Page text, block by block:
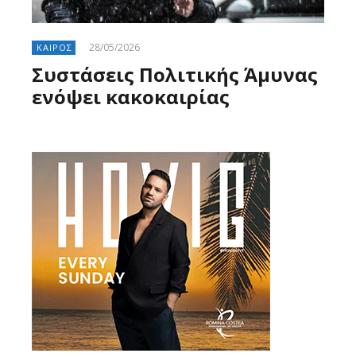
ΚΑΙΡΟΣ 28/05/2026
Συστάσεις Πολιτικής Άμυνας
ενόψει κακοκαιρίας